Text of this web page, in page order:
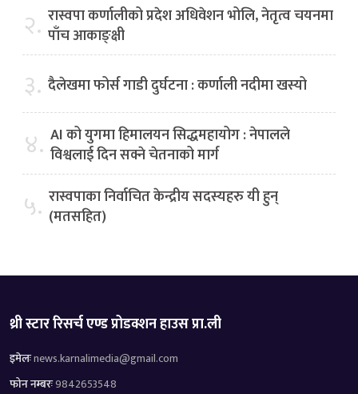
२. रास्वपा कर्णालीको प्रदेश अधिवेशन भोलि, नेतृत्व चयनमा
पाँच आकाङ्क्षी
३. दैलेखमा फोर्स गाडी दुर्घटना : कर्णाली नदीमा खस्यो
४. AI को युगमा हिमालयन सिद्धमहायोग : नेपालले
विश्वलाई दिन सक्ने चेतनाको मार्ग
५. रास्वपाका निर्वाचित केन्द्रीय सदस्यहरु यी हुन्
(मतसहित)
थ्री स्टार रिसर्च एण्ड प्रोडक्शन हाउस प्रा.ली
इमेलःnews.karnalimedia@gmail.com
फोन नम्बरः9842653548